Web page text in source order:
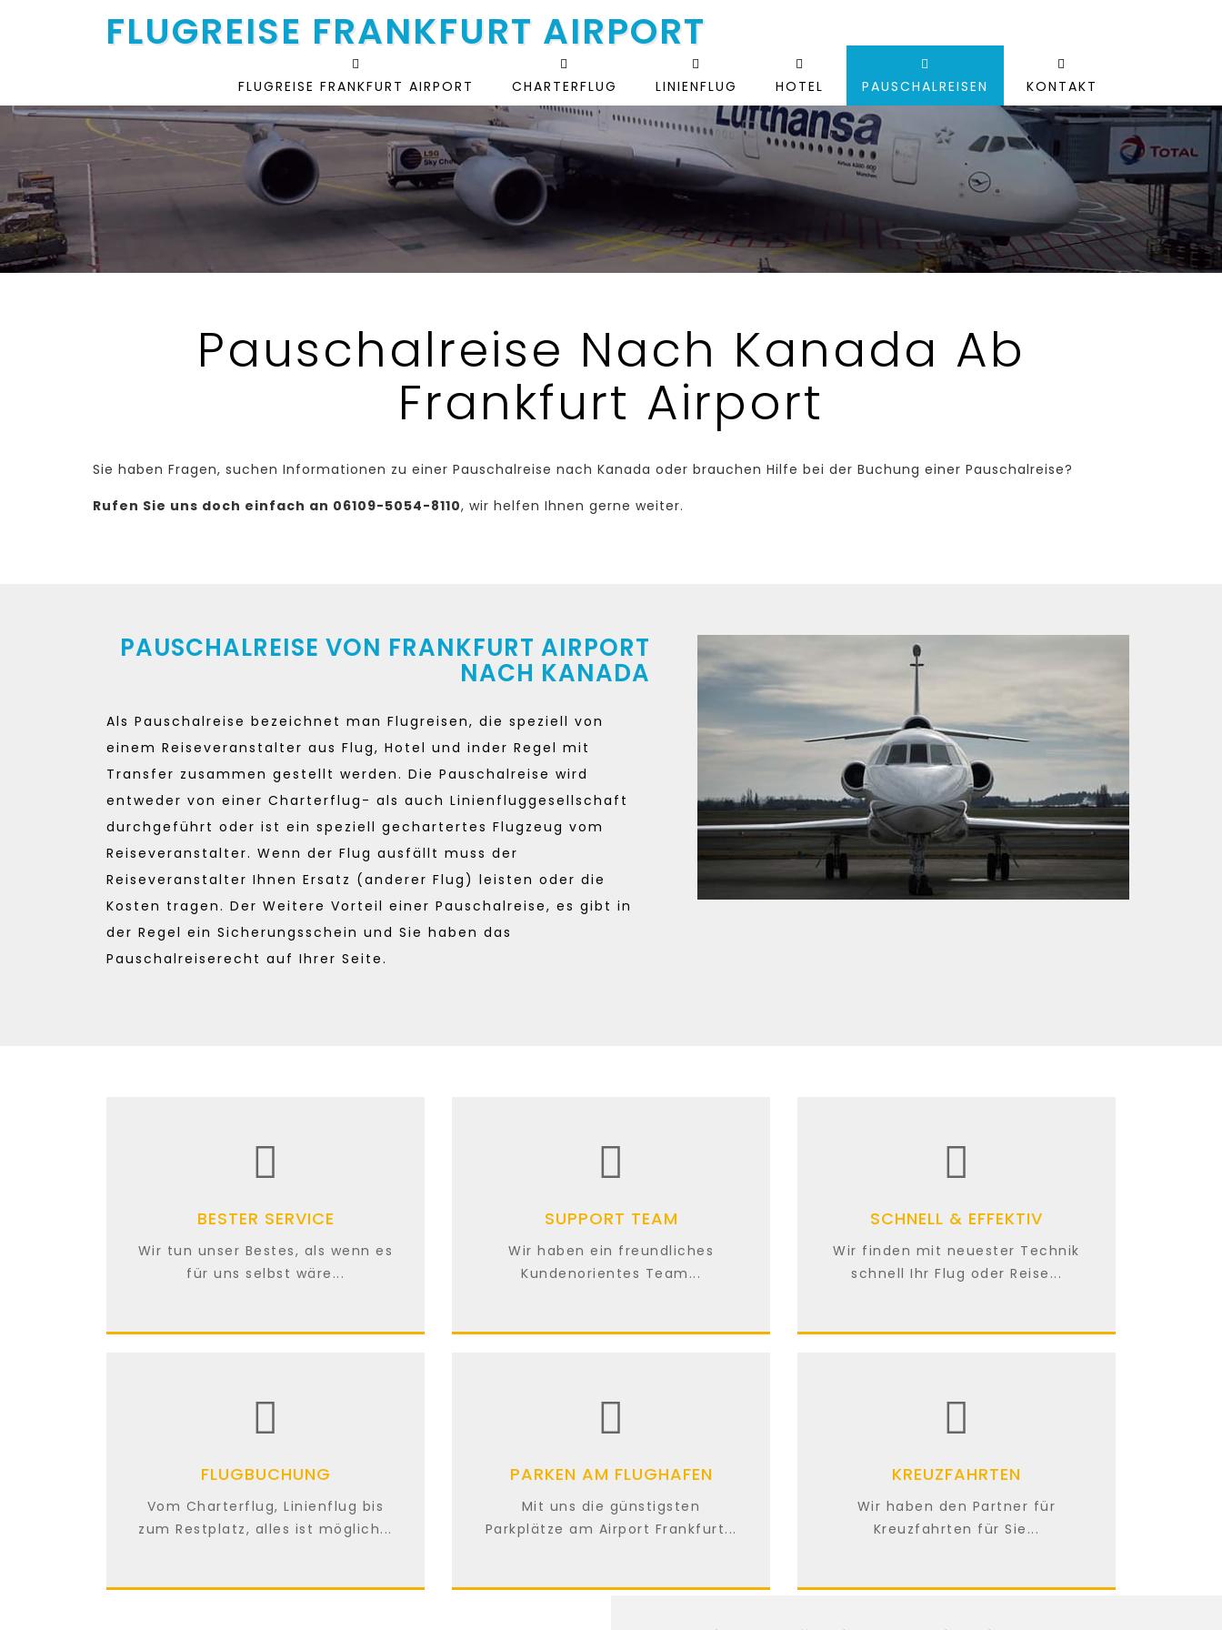
FLUGREISE FRANKFURT AIRPORT
FLUGREISE FRANKFURT AIRPORT CHARTERFLUG LINIENFLUG HOTEL PAUSCHALREISEN KONTAKT
Pauschalreise Nach Kanada Ab
Frankfurt Airport
Sie haben Fragen, suchen Informationen zu einer Pauschalreise nach Kanada oder brauchen Hilfe bei der Buchung einer Pauschalreise?
Rufen Sie uns doch einfach an 06109-5054-8110, wir helfen Ihnen gerne weiter.
PAUSCHALREISE VON FRANKFURT AIRPORT
NACH KANADA
Als Pauschalreise bezeichnet man Flugreisen, die speziell von
einem Reiseveranstalter aus Flug, Hotel und inder Regel mit
Transfer zusammen gestellt werden. Die Pauschalreise wird
entweder von einer Charterflug- als auch Linienfluggesellschaft
durchgeführt oder ist ein speziell gechartertes Flugzeug vom
Reiseveranstalter. Wenn der Flug ausfällt muss der
Reiseveranstalter Ihnen Ersatz (anderer Flug) leisten oder die
Kosten tragen. Der Weitere Vorteil einer Pauschalreise, es gibt in
der Regel ein Sicherungsschein und Sie haben das
Pauschalreiserecht auf Ihrer Seite.
BESTER SERVICE
Wir tun unser Bestes, als wenn es
für uns selbst wäre...
SUPPORT TEAM
Wir haben ein freundliches
Kundenorientes Team...
SCHNELL & EFFEKTIV
Wir finden mit neuester Technik
schnell Ihr Flug oder Reise...
FLUGBUCHUNG
Vom Charterflug, Linienflug bis
zum Restplatz, alles ist möglich...
PARKEN AM FLUGHAFEN
Mit uns die günstigsten
Parkplätze am Airport Frankfurt...
KREUZFAHRTEN
Wir haben den Partner für
Kreuzfahrten für Sie...